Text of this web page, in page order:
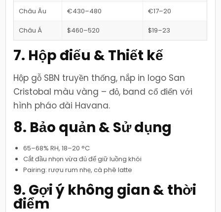
Châu Âu €430–480 €17–20
Châu Á $460–520 $19–23
7. Hộp điếu & Thiết kế
Hộp gỗ SBN truyền thống, nắp in logo San
Cristobal màu vàng – đỏ, band cổ điển với
hình pháo đài Havana.
8. Bảo quản & Sử dụng
65–68% RH, 18–20 °C
Cắt đầu nhọn vừa đủ để giữ luồng khói
Pairing: rượu rum nhẹ, cà phê latte
9. Gợi ý không gian & thời
điểm